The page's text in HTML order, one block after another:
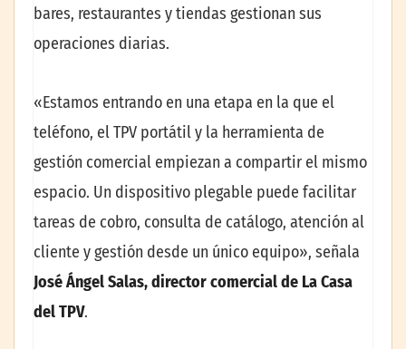
bares, restaurantes y tiendas gestionan sus
operaciones diarias.
«Estamos entrando en una etapa en la que el
teléfono, el TPV portátil y la herramienta de
gestión comercial empiezan a compartir el mismo
espacio. Un dispositivo plegable puede facilitar
tareas de cobro, consulta de catálogo, atención al
cliente y gestión desde un único equipo», señala
José Ángel Salas, director comercial de La Casa
del TPV.